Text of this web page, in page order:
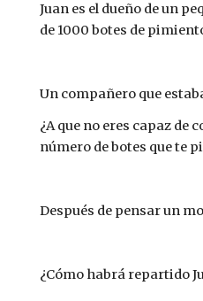
Juan es el dueño de un
de 1000 botes de
Un compañero que
¿A que no eres capaz de
número de botes que te
Después de pensar un
¿Cómo habrá repartido